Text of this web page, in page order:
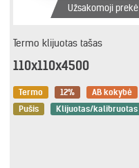
Užsakomoji prekė
Termo klijuotas tašas
110x110x4500
Termo 12%
AB kokybė
Pušis
Klijuotas/kalibruotas